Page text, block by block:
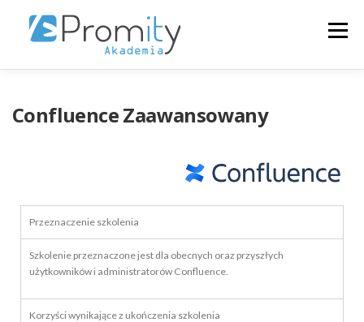
Menu
POLSKI
Confluence Zaawansowany
Przeznaczenie szkolenia
Szkolenie przeznaczone jest dla obecnych oraz przyszłych
użytkowników i administratorów Confluence.
Korzyści wynikające z ukończenia szkolenia